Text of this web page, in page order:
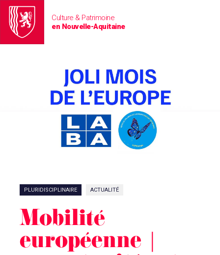
Culture & Patrimoine
en Nouvelle-Aquitaine
PLURIDISCIPLINAIRE ACTUALITÉ
Mobilité
européenne |